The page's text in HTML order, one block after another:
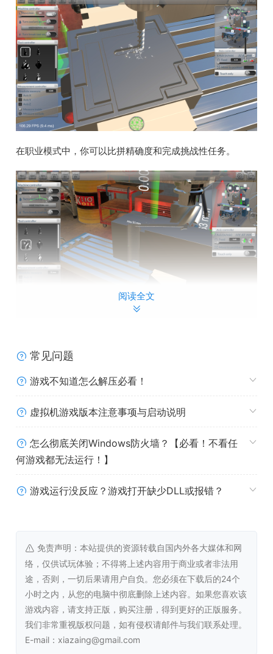
在职业模式中，你可以比拼精确度和完成挑战性任务。
在真实的物理机制和运动方式下完成所有工作。同时切记：
系统需求
最低配置:
操作系统:Windows 10, 11
处理器:i3
内存:
4 GB RAM
阅读全文
常见问题
游戏不知道怎么解压必看！
虚拟机游戏版本注意事项与启动说明
怎么彻底关闭Windows防火墙？【必看！不看任
何游戏都无法运行！】
游戏运行没反应？游戏打开缺少DLL或报错？
免责声明：本站提供的资源转载自国内外各大媒体和网
络，仅供试玩体验；不得将上述内容用于商业或者非法用
途，否则，一切后果请用户自负。您必须在下载后的24个
小时之内，从您的电脑中彻底删除上述内容。如果您喜欢该
游戏内容，请支持正版，购买注册，得到更好的正版服务。
我们非常重视版权问题，如有侵权请邮件与我们联系处理。
E-mail：xiazaing@gmail.com